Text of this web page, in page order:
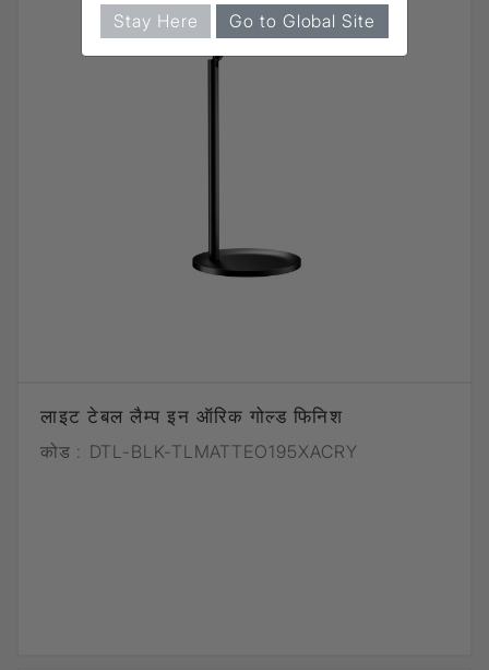
लाइट टेबल लैम्प इन ऑरिक गोल्ड फिनिश
कोड : DTL-BLK-TLMATTEO195XACRY
Stay Here Go to Global Site